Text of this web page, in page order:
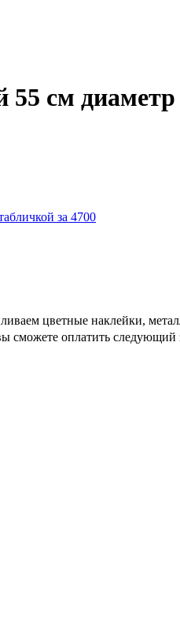
55 см
за 4700
цветные наклейки,
сможете оплатить